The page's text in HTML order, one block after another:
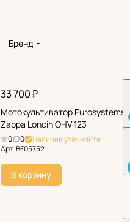
Бренд
33 700 ₽
Мотокультиватор Eurosystems
Zappa Loncin OHV 123
0 0
Наличие уточняйте
Арт.BF05752
В корзину